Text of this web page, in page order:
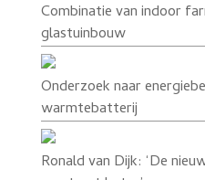
Combinatie van indoor
glastuinbouw
Onderzoek naar
warmtebatterij
Ronald van Dijk: ‘De